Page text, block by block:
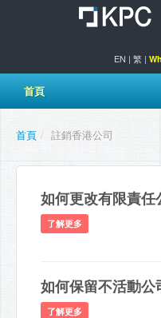
EN | 繁|
首頁
首頁 / 註銷香港公司
如何更改有限責任
了解更多
如何保留不活動公
了解更多